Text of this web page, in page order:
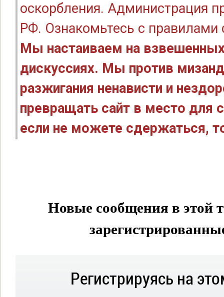
оскорбления. Администрация
РФ. Ознакомьтесь с правилами
Мы настаиваем на
дискуссиях. Мы против
разжигания ненависти и
превращать сайт в место для
если не можете сдержаться,
Новые сообщения в этой
Регистрируясь на